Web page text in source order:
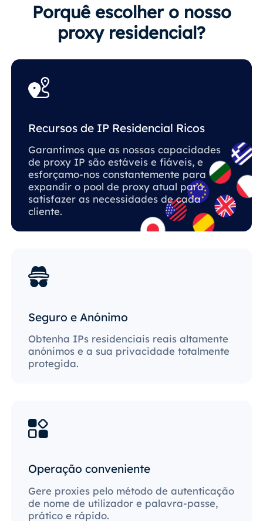
Porquê escolher o nosso
proxy residencial?
Recursos de IP Residencial Ricos
Garantimos que as nossas capacidades
de proxy IP são estáveis ​​e fiáveis, e
esforçamo-nos constantemente para
expandir o pool de proxy atual para
satisfazer as necessidades de cada
cliente.
Seguro e Anónimo
Obtenha IPs residenciais reais altamente
anónimos e a sua privacidade totalmente
protegida.
Operação conveniente
Gere proxies pelo método de autenticação
de nome de utilizador e palavra-passe,
prático e rápido.